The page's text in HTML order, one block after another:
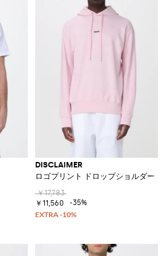
DISCLAIMER
ロゴプリント ドロップショルダー
￥17,783
￥11,560
-35%